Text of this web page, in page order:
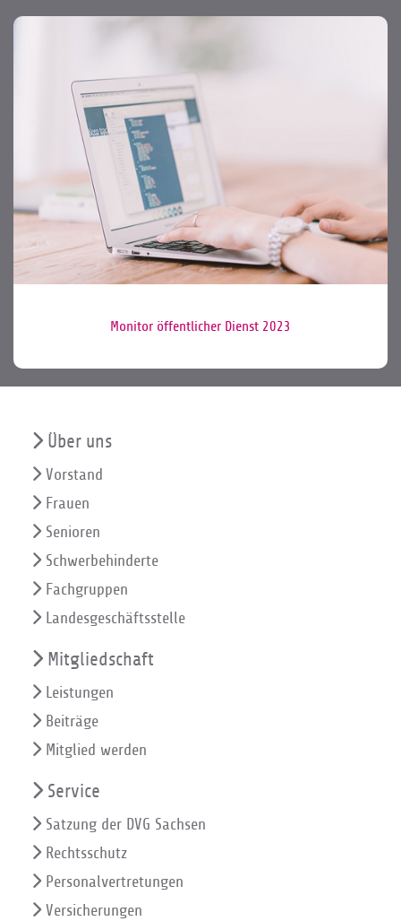
Monitor öffentlicher Dienst 2023
Über uns
Vorstand
Frauen
Senioren
Schwerbehinderte
Fachgruppen
Landesgeschäftsstelle
Mitgliedschaft
Leistungen
Beiträge
Mitglied werden
Service
Satzung der DVG Sachsen
Rechtsschutz
Personalvertretungen
Versicherungen